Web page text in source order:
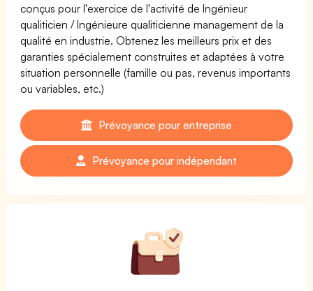
conçus pour l'exercice de l'activité de Ingénieur
qualiticien / Ingénieure qualiticienne management de la
qualité en industrie. Obtenez les meilleurs prix et des
garanties spécialement construites et adaptées à votre
situation personnelle (famille ou pas, revenus importants
ou variables, etc.)
Prévoyance pour entreprise
Prévoyance pour indépendant